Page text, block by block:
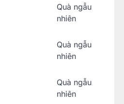
Quà ngẫu
nhiên
Quà ngẫu
nhiên
Quà ngẫu
nhiên